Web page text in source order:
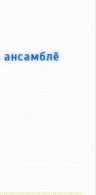
ансамблӗ